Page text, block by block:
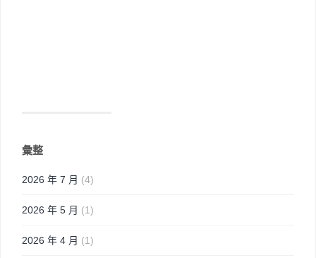
彙整
2026 年 7 月 (4)
2026 年 5 月 (1)
2026 年 4 月 (1)